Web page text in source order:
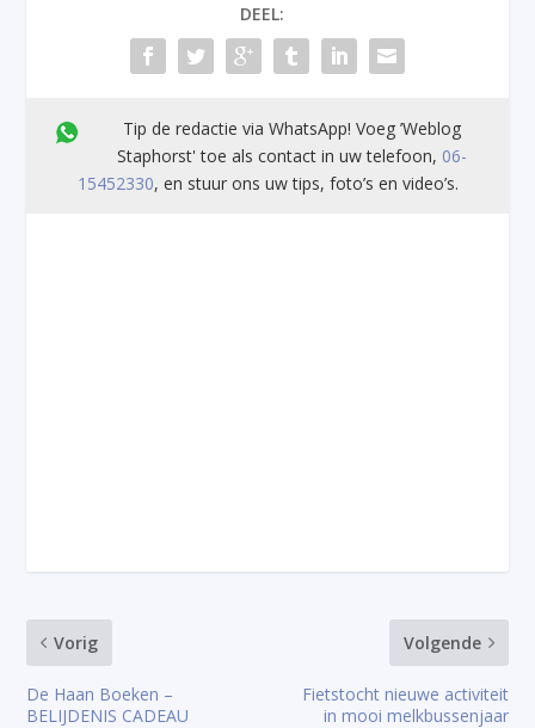
DEEL:
Tip de redactie via WhatsApp! Voeg ’Weblog
Staphorst' toe als contact in uw telefoon, 06-
15452330, en stuur ons uw tips, foto’s en video’s.
Vorig
De Haan Boeken –
BELIJDENIS CADEAU
Volgende
Fietstocht nieuwe activiteit
in mooi melkbussenjaar